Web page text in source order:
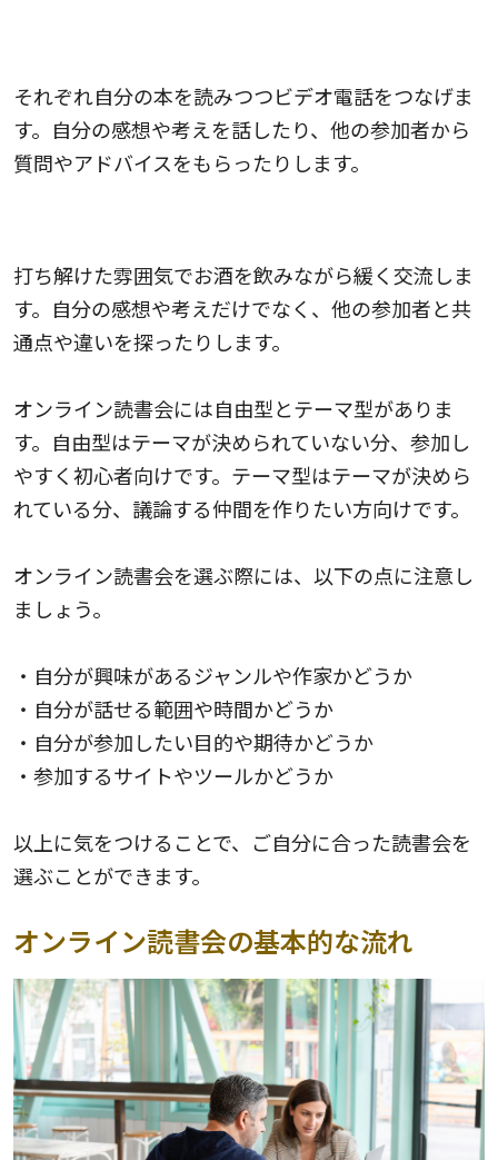
それぞれ自分の本を読みつつビデオ電話をつなげま
す。自分の感想や考えを話したり、他の参加者から
質問やアドバイスをもらったりします。
打ち解けた雰囲気でお酒を飲みながら緩く交流しま
す。自分の感想や考えだけでなく、他の参加者と共
通点や違いを探ったりします。
オンライン読書会には自由型とテーマ型がありま
す。自由型はテーマが決められていない分、参加し
やすく初心者向けです。テーマ型はテーマが決めら
れている分、議論する仲間を作りたい方向けです。
オンライン読書会を選ぶ際には、以下の点に注意し
ましょう。
・自分が興味があるジャンルや作家かどうか
・自分が話せる範囲や時間かどうか
・自分が参加したい目的や期待かどうか
・参加するサイトやツールかどうか
以上に気をつけることで、ご自分に合った読書会を
選ぶことができます。
オンライン読書会の基本的な流れ